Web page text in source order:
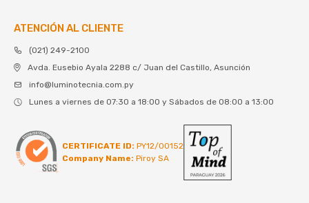
ATENCIÓN AL CLIENTE
(021) 249-2100
Avda. Eusebio Ayala 2288 c/ Juan del Castillo, Asunción
info@luminotecnia.com.py
Lunes a viernes de 07:30 a 18:00 y Sábados de 08:00 a 13:00
CERTIFICATE ID: PY12/00152
Company Name: Piroy SA